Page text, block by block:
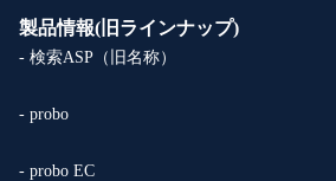
製品情報(旧ラインナップ)
- 検索ASP（旧名称）
- probo
- probo EC